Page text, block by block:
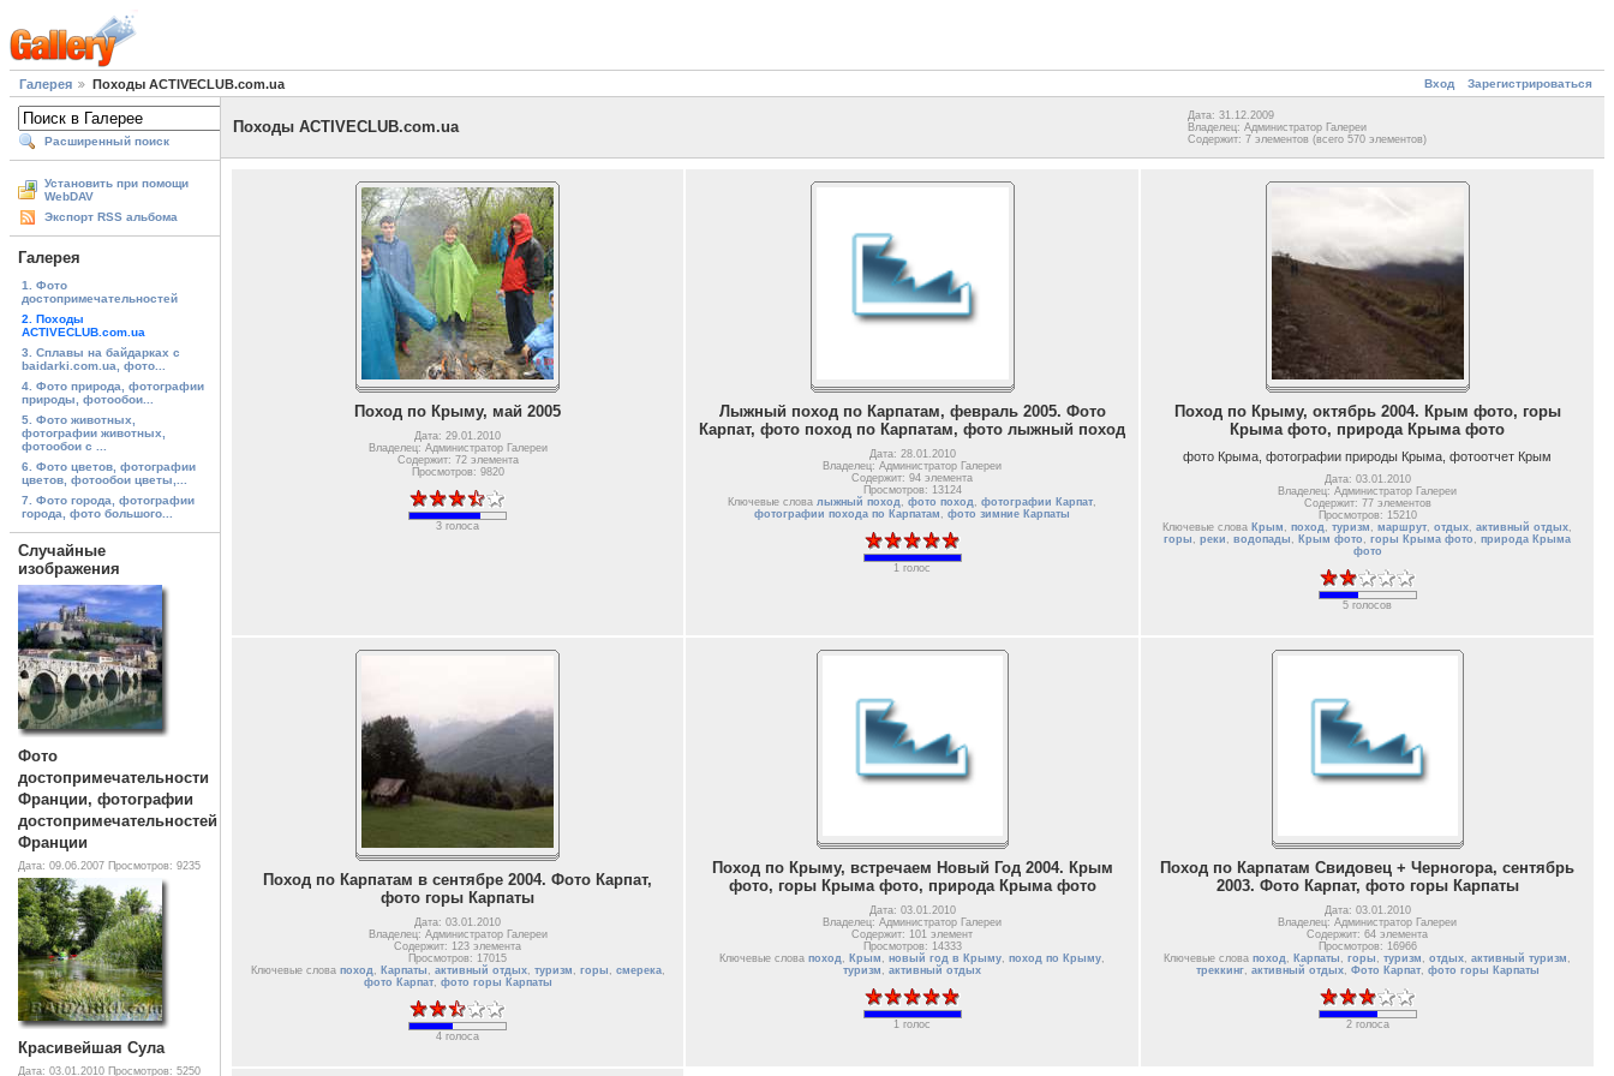
Вход Зарегистрироваться
Галерея Походы ACTIVECLUB.com.ua
Расширенный поиск
Установить при помощи
WebDAV
Экспорт RSS альбома
Галерея
1. Фото
достопримечательностей
2. Походы
ACTIVECLUB.com.ua
3. Сплавы на байдарках с
baidarki.com.ua, фото...
4. Фото природа, фотографии
природы, фотообои...
5. Фото животных,
фотографии животных,
фотообои с ...
6. Фото цветов, фотографии
цветов, фотообои цветы,...
7. Фото города, фотографии
города, фото большого...
Случайные
изображения
Фото
достопримечательности
Франции, фотографии
достопримечательностей
Франции
Дата: 09.06.2007 Просмотров: 9235
Красивейшая Сула
Дата: 03.01.2010 Просмотров: 5250
Походы ACTIVECLUB.com.ua
Дата: 31.12.2009
Владелец: Администратор Галереи
Содержит: 7 элементов (всего 570 элементов)
Поход по Крыму, май 2005
Дата: 29.01.2010
Владелец: Администратор Галереи
Содержит: 72 элемента
Просмотров: 9820
3 голоса
Лыжный поход по Карпатам, февраль 2005. Фото
Карпат, фото поход по Карпатам, фото лыжный поход
Дата: 28.01.2010
Владелец: Администратор Галереи
Содержит: 94 элемента
Просмотров: 13124
Ключевые слова лыжный поход фото поход фотографии Карпат
фотографии похода по Карпатам
фото зимние Карпаты
1 голос
Поход по Крыму, октябрь 2004. Крым фото, горы
Крыма фото, природа Крыма фото
фото Крыма, фотографии природы Крыма, фотоотчет Крым
Дата: 03.01.2010
Владелец: Администратор Галереи
Содержит: 77 элементов
Просмотров: 15210
Ключевые слова Крым , поход, туризм , маршрут, отдых, активный отдых,
горы , реки , водопады , Крым фото , горы Крыма фото , природа Крыма
фото
5 голосов
Поход по Карпатам в сентябре 2004. Фото Карпат,
фото горы Карпаты
Дата: 03.01.2010
Владелец: Администратор Галереи
Содержит: 123 элемента
Просмотров: 17015
Ключевые слова поход Карпаты активный отдых, туризм горы смерека,
фото Карпат, фото горы Карпаты
4 голоса
Поход по Крыму, встречаем Новый Год 2004. Крым
фото, горы Крыма фото, природа Крыма фото
Дата: 03.01.2010
Владелец: Администратор Галереи
Содержит: 101 элемент
Просмотров: 14333
Ключевые слова поход Крым новый год в Крыму поход по Крыму
туризм
активный отдых
1 голос
Поход по Карпатам Свидовец + Черногора, сентябрь
2003. Фото Карпат, фото горы Карпаты
Дата: 03.01.2010
Владелец: Администратор Галереи
Содержит: 64 элемента
Просмотров: 16966
Ключевые слова поход Карпаты горы туризм отдых активный туризм
треккинг, активный отдых, Фото Карпат, фото горы Карпаты
2 голоса